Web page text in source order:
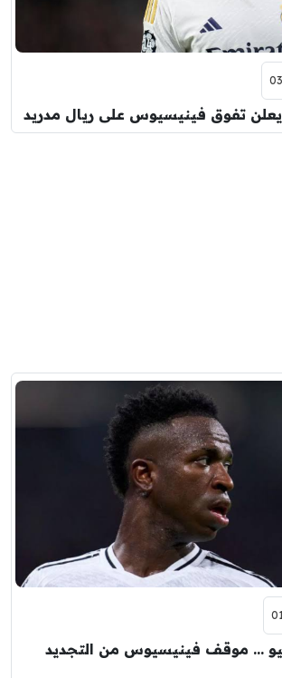
يعلن تفوق فينيسيوس على ريال مدريد
… موقف فينيسيوس من التجديد